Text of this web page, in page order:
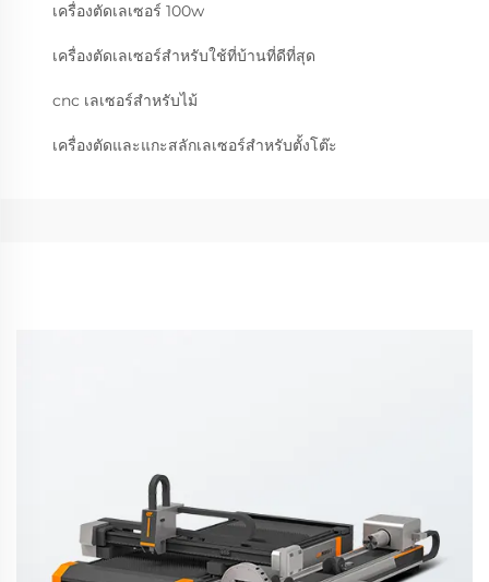
เครื่องตัดเลเซอร์ 100w
เครื่องตัดเลเซอร์สำหรับใช้ที่บ้านที่ดีที่สุด
cnc เลเซอร์สำหรับไม้
เครื่องตัดและแกะสลักเลเซอร์สำหรับตั้งโต๊ะ